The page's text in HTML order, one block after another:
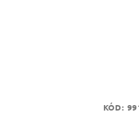
KÓD: